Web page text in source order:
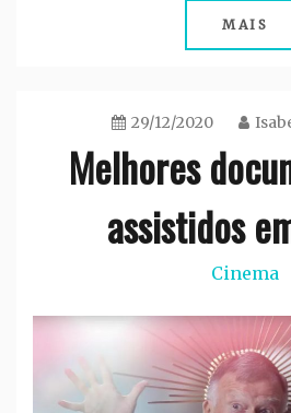
MAIS
29/12/2020
Melhores
assistidos
Cinema